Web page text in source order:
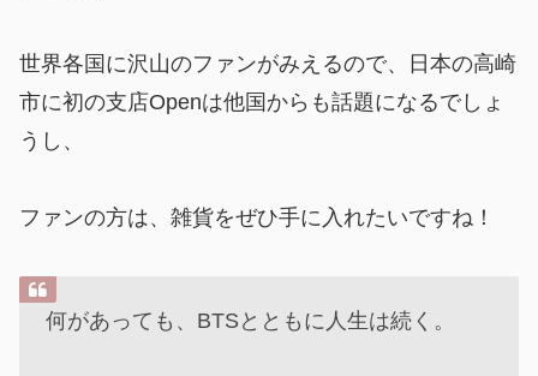
世界各国に沢山のファンがみえるので、日本の高崎
市に初の支店Openは他国からも話題になるでしょ
うし、
ファンの方は、雑貨をぜひ手に入れたいですね！
何があっても、BTSとともに人生は続く。